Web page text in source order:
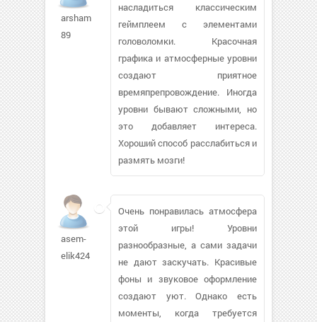
arsham-
89
насладиться классическим
геймплеем с элементами
головоломки. Красочная
графика и атмосферные уровни
создают приятное
времяпрепровождение. Иногда
уровни бывают сложными, но
это добавляет интереса.
Хороший способ расслабиться и
размять мозги!
asem-
elik424
Очень понравилась атмосфера
этой игры! Уровни
разнообразные, а сами задачи
не дают заскучать. Красивые
фоны и звуковое оформление
создают уют. Однако есть
моменты, когда требуется